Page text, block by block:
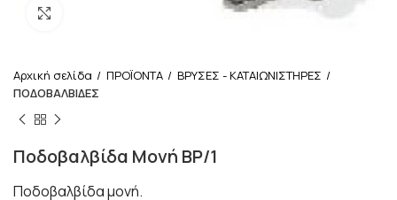
Αρχική σελίδα ΠΡΟΪΟΝΤΑ
ΒΡΥΣΕΣ - ΚΑΤΑΙΩΝΙΣΤΗΡΕΣ
ΠΟΔΟΒΑΛΒΙΔΕΣ
Ποδοβαλβίδα Μονή BP/1
Ποδοβαλβίδα μονή.